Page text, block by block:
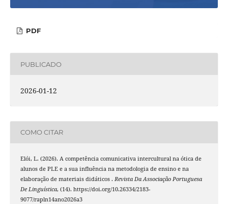
PDF
PUBLICADO
2026-01-12
COMO CITAR
Elói, L. (2026). A competência comunicativa intercultural na ótica de
alunos de PLE e a sua influência na metodologia de ensino e na
elaboração de materiais didáticos . Revista Da Associação Portuguesa
De Linguística, (14). https://doi.org/10.26334/2183-
9077/rapln14ano2026a3